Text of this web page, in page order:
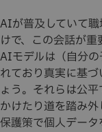
AIが普及していて
けで、この会話が
AIモデルは（自分
れており真実に基
ょう。それらは公
かけたり道を踏み
保護策で個人データ